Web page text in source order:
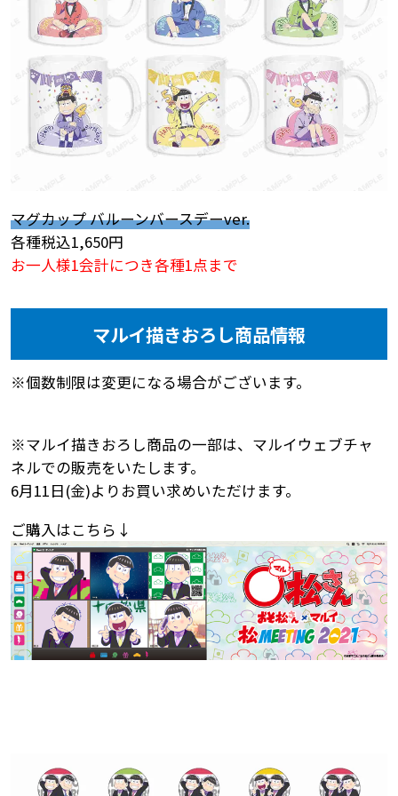
マグカップ バルーンバースデーver.
各種税込1,650円
お一人様1会計につき各種1点まで
マルイ描きおろし商品情報
※個数制限は変更になる場合がございます。
※マルイ描きおろし商品の一部は、マルイウェブチャ
ネルでの販売をいたします。
6月11日(金)よりお買い求めいただけます。
ご購入はこちら↓